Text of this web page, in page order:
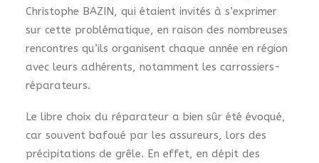
Christophe BAZIN, qui étaient invités à s’exprimer
sur cette problématique, en raison des nombreuses
rencontres qu’ils organisent chaque année en région
avec leurs adhérents, notamment les carrossiers-
réparateurs.
Le libre choix du réparateur a bien sûr été évoqué,
car souvent bafoué par les assureurs, lors des
précipitations de grêle. En effet, en dépit des